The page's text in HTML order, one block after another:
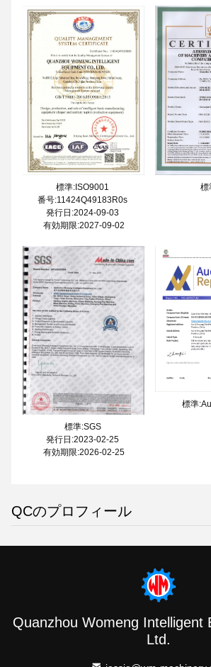
標準:ISO9001
番号:11424Q49183R0s
発行日:2024-09-03
有効期限:2027-09-02
標
標準:SGS
発行日:2023-02-25
有効期限:2026-02-25
標準
QCのプロフィール
Quanzhou Womeng Intelligent
Ltd.